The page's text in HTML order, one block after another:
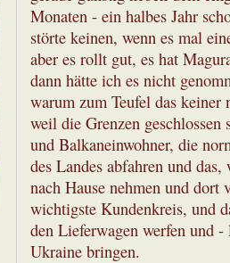
Monaten - ein halbes Jahr
störte keinen, wenn es mal
aber es rollt gut, es hat
dann hätte ich es nicht
warum zum Teufel das
weil die Grenzen
und Balkaneinwohner, die
des Landes abfahren und
nach Hause nehmen und dort
wichtigste Kundenkreis, und
den Lieferwagen werfen und
Ukraine bringen.